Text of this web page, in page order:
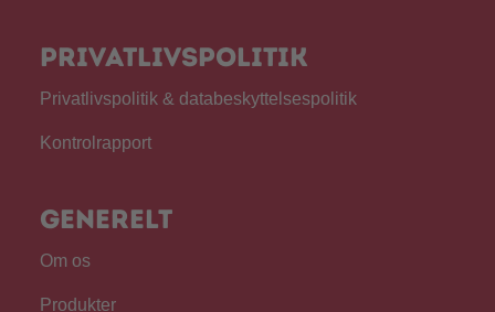
Privatlivspolitik
Privatlivspolitik & databeskyttelsespolitik
Kontrolrapport
Generelt
Om os
Produkter